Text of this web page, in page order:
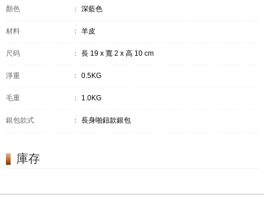
顏色 ： 深藍色
材料 ： 羊皮
尺码 ： 長 19 x 寬 2 x 高 10 cm
淨重 ： 0.5KG
毛重 ： 1.0KG
銀包款式 ： 長身啪鈕款銀包
庫存